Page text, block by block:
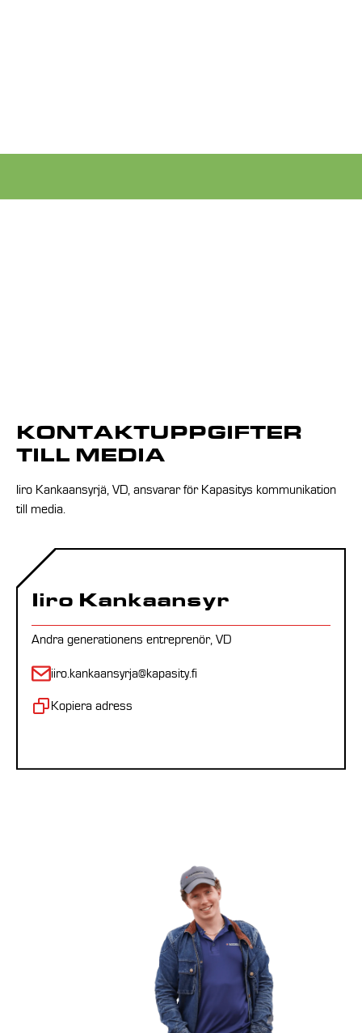
KONTAKTUPPGIFTER
TILL MEDIA
Iiro Kankaansyrjä, VD, ansvarar för Kapasitys kommunikation
till media.
Iiro Kankaansyr
Andra generationens entreprenör, VD
iiro.kankaansyrja@kapasity.fi
Kopiera adress